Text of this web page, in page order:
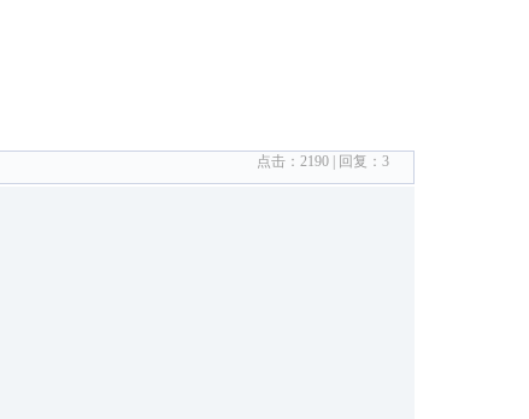
点击： 2190 | 回复： 3